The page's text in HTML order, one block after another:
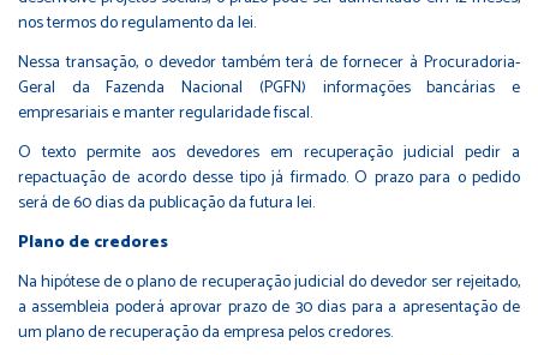
nos termos do regulamento da lei.
Nessa transação, o devedor também terá de fornecer à Procuradoria-
Geral da Fazenda Nacional (PGFN) informações bancárias e
empresariais e manter regularidade fiscal.
O texto permite aos devedores em recuperação judicial pedir a
repactuação de acordo desse tipo já firmado. O prazo para o pedido
será de 60 dias da publicação da futura lei.
Plano de credores
Na hipótese de o plano de recuperação judicial do devedor ser rejeitado,
a assembleia poderá aprovar prazo de 30 dias para a apresentação de
um plano de recuperação da empresa pelos credores.